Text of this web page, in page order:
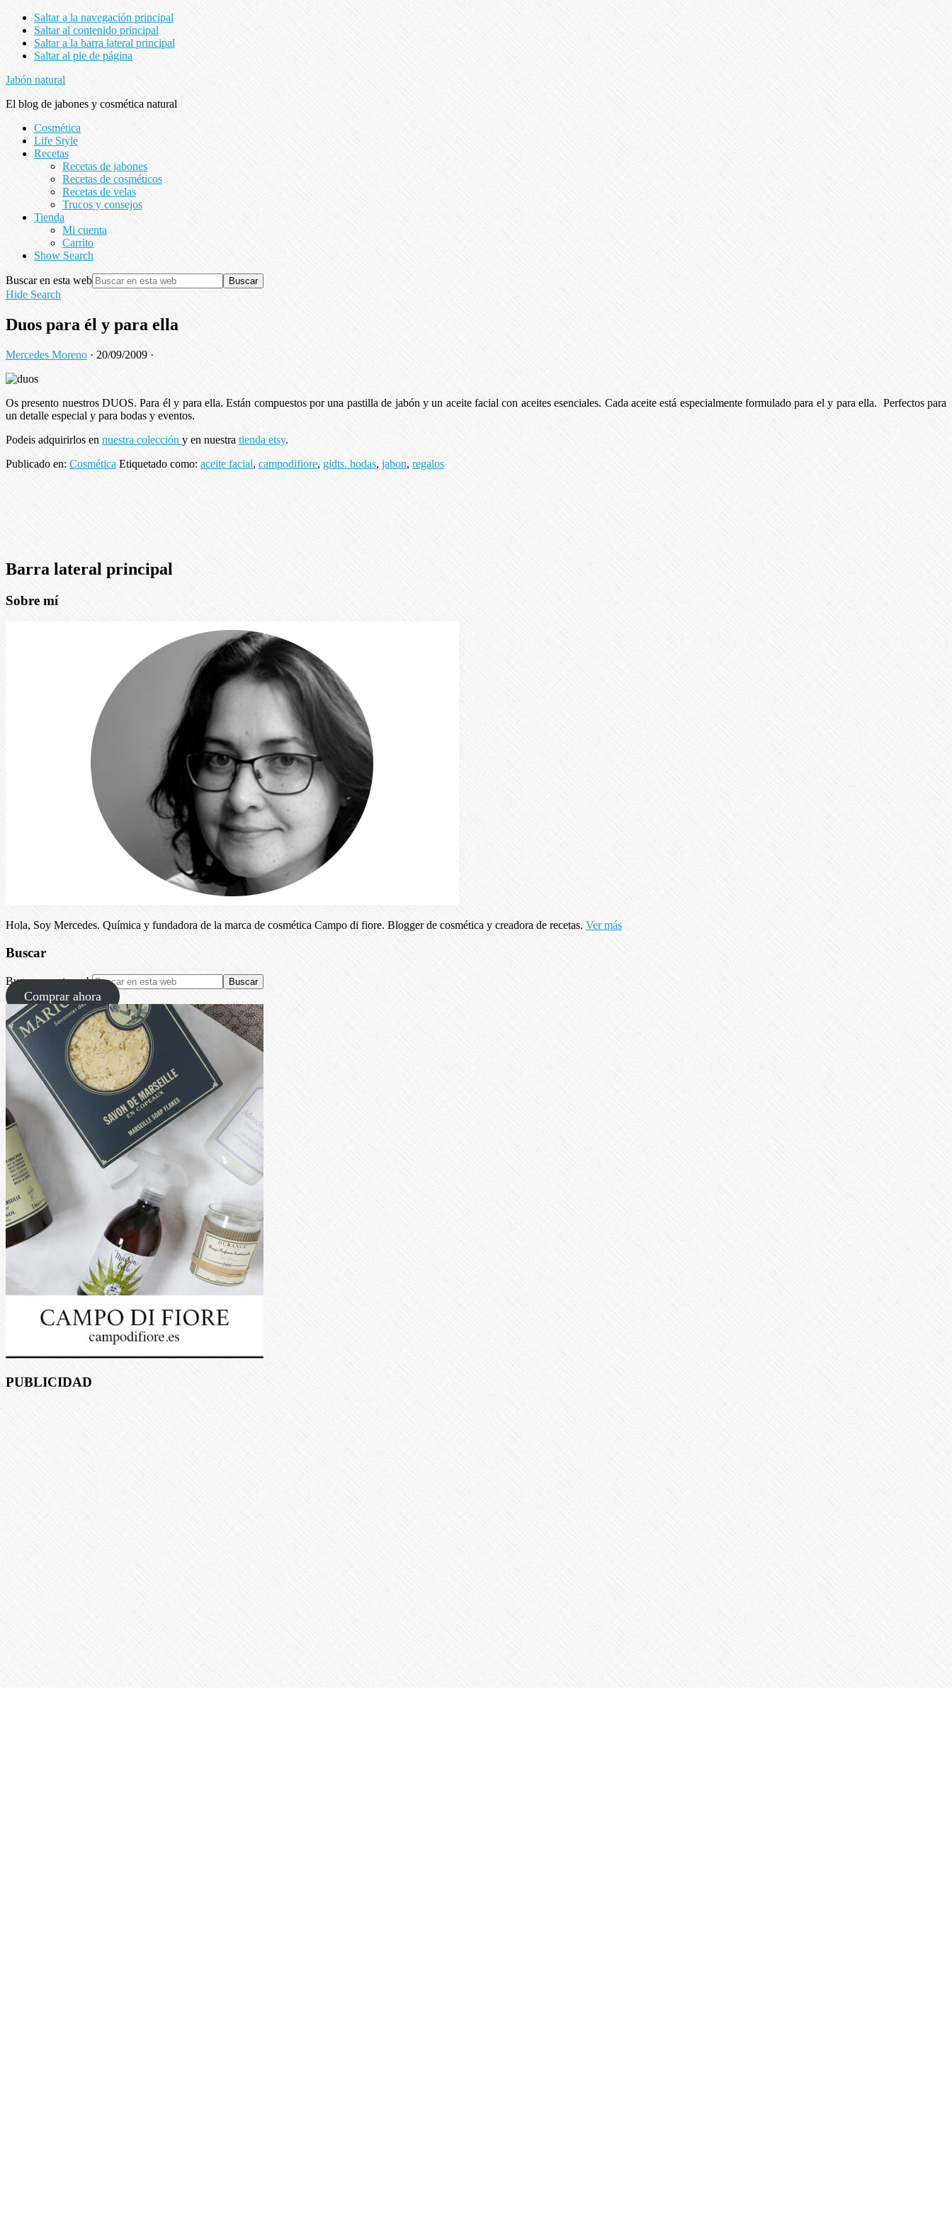
Saltar a la navegación principal
Saltar al contenido principal
Saltar a la barra lateral principal
Saltar al pie de página
Jabón natural
El blog de jabones y cosmética natural
Cosmética
Life Style
Recetas
Recetas de jabones
Recetas de cosméticos
Recetas de velas
Trucos y consejos
Tienda
Mi cuenta
Carrito
Show Search
Buscar en esta web
Hide Search
Duos para él y para ella
Mercedes Moreno · 20/09/2009 ·
Os presento nuestros DUOS. Para él y para ella. Están compuestos por una pastilla de jabón y un aceite facial con aceites esenciales. Cada aceite está especialmente formulado para el y para ella. Perfectos para
un detalle especial y para bodas y eventos.
Podeis adquirirlos en nuestra colección y en nuestra tienda etsy.
Publicado en: Cosmética Etiquetado como: aceite facial, campodifiore, gidts. bodas, jabon, regalos
Barra lateral principal
Sobre mí
Hola, Soy Mercedes. Química y fundadora de la marca de cosmética Campo di fiore. Blogger de cosmética y creadora de recetas. Ver más
Buscar
Buscar en esta web
Comprar ahora
PUBLICIDAD